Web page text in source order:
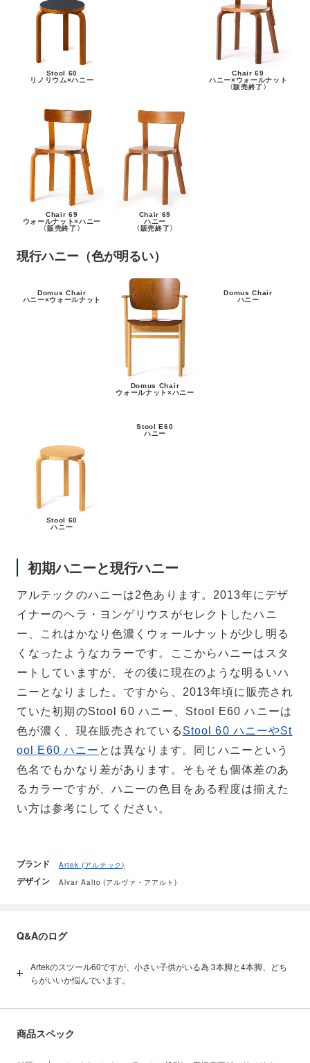
Stool 60
リノリウム×ハニー
Chair 69
ハニー×ウォールナット
〈販売終了〉
Chair 69
ウォールナット×ハニー
〈販売終了〉
Chair 69
ハニー
〈販売終了〉
現行ハニー（色が明るい）
Domus Chair
ハニー×ウォールナット
Domus Chair
ウォールナット×ハニー
Domus Chair
ハニー
Stool 60
ハニー
Stool E60
ハニー
初期ハニーと現行ハニー
アルテックのハニーは2色あります。2013年にデザ
イナーのヘラ・ヨンゲリウスがセレクトしたハニ
ー、これはかなり色濃くウォールナットが少し明る
くなったようなカラーです。ここからハニーはスタ
ートしていますが、その後に現在のような明るいハ
ニーとなりました。ですから、2013年頃に販売され
ていた初期のStool 60 ハニー、Stool E60 ハニーは
色が濃く、現在販売されている Stool 60 ハニーやSt
ool E60 ハニー とは異なります。
同じハニーという
色名でもかなり差があります。そもそも個体差のあ
るカラーですが、ハニーの色目をある程度は揃えた
い方は参考にしてください。
ブランド Artek (アルテック)
デザイン Alvar Aalto (アルヴァ・アアルト)
Q&Aのログ
Artekのスツール60ですが、小さい子供がいる為 3本脚と4本脚、どち
らがいいか悩んでいます。
年代になり4本脚が登場します。3本脚はオリジナルの形であるだけで
コよく、脚も1本少ないですから価格も少しお手頃と魅力的です。た
もないのですが、脚と脚の間の縁に極端に力を掛けるとコケます。で
商品スペック